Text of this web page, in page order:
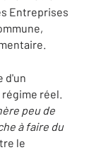
Entreprises
d'un
réel.
peu de
à faire du
le